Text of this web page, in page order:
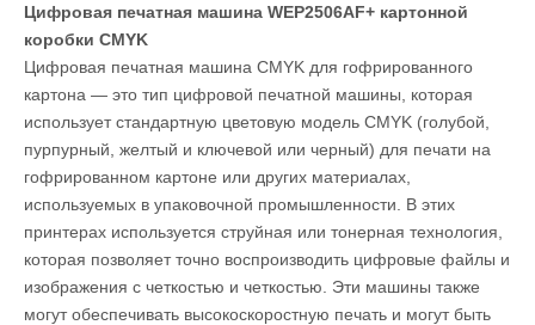
Цифровая печатная машина WEP2506AF+ картонной
коробки CMYK
Цифровая печатная машина CMYK для гофрированного
картона — это тип цифровой печатной машины, которая
использует стандартную цветовую модель CMYK (голубой,
пурпурный, желтый и ключевой или черный) для печати на
гофрированном картоне или других материалах,
используемых в упаковочной промышленности. В этих
принтерах используется струйная или тонерная технология,
которая позволяет точно воспроизводить цифровые файлы и
изображения с четкостью и четкостью. Эти машины также
могут обеспечивать высокоскоростную печать и могут быть